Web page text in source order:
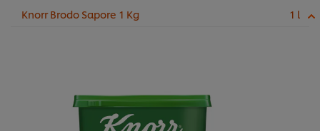
anche se la tipologia più utilizzata è la quinoa
Knorr Brodo Sapore 1 Kg 1 l